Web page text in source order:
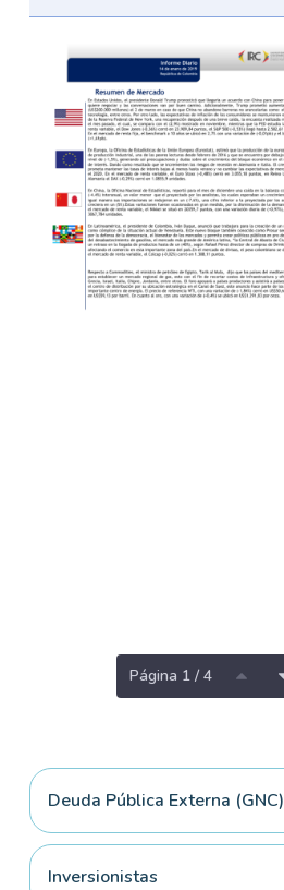
Página 1 / 4
Deuda Pública Externa (GNC)
Inversionistas